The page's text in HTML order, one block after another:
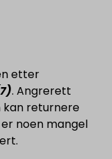
etter
. Angrerett
returnere
noen mangel